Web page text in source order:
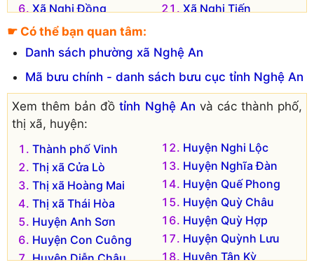
Xã Nghi Đồng
Xã Nghi Hoa
Xã Nghi Hưng
Xã Nghi Kiều
Xã Nghi Lâm
Xã Nghi Long
Xã Nghi Mỹ
Xã Nghi Phong
Xã Nghi Phương
Xã Nghi Tiến
Xã Nghi Trường
Xã Nghi Vạn
Xã Nghi Xá
Xã Phúc Thọ
Đơn vị hành chính cũ hiện không còn tồn tại là:
Xã Nghi Hợp
Xã Nghi Khánh
☛ Có thể bạn quan tâm:
Danh sách phường xã Nghệ An
Mã bưu chính - danh sách bưu cục tỉnh Nghệ An
Xem thêm bản đồtỉnh Nghệ An và các thành phố,
thị xã, huyện:
Thành phố Vinh
Thị xã Cửa Lò
Thị xã Hoàng Mai
Thị xã Thái Hòa
Huyện Anh Sơn
Huyện Con Cuông
Huyện Diễn Châu
Huyện Nghi Lộc
Huyện Nghĩa Đàn
Huyện Quế Phong
Huyện Quỳ Châu
Huyện Quỳ Hợp
Huyện Quỳnh Lưu
Huyện Tân Kỳ